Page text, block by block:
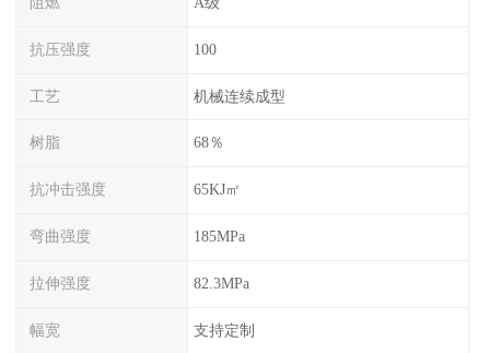
抗压强度 100
工艺 机械连续成型
树脂 68％
抗冲击强度 65KJ㎡
弯曲强度 185MPa
拉伸强度 82.3MPa
幅宽 支持定制